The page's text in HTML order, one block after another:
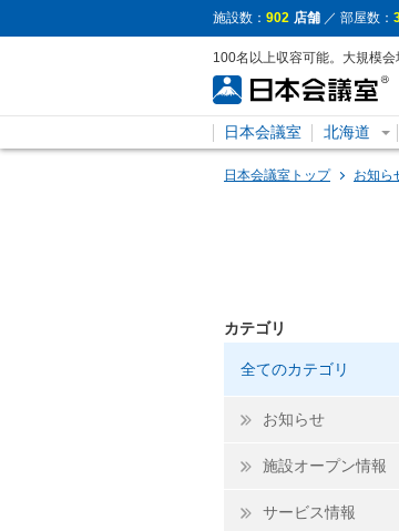
施設数： 902 店舗 ／ 部屋数：
100名以上収容可能。大規模
日本会議室 北海道
日本会議室トップ お知ら
カテゴリ
全てのカテゴリ
お知らせ
施設オープン情報
サービス情報